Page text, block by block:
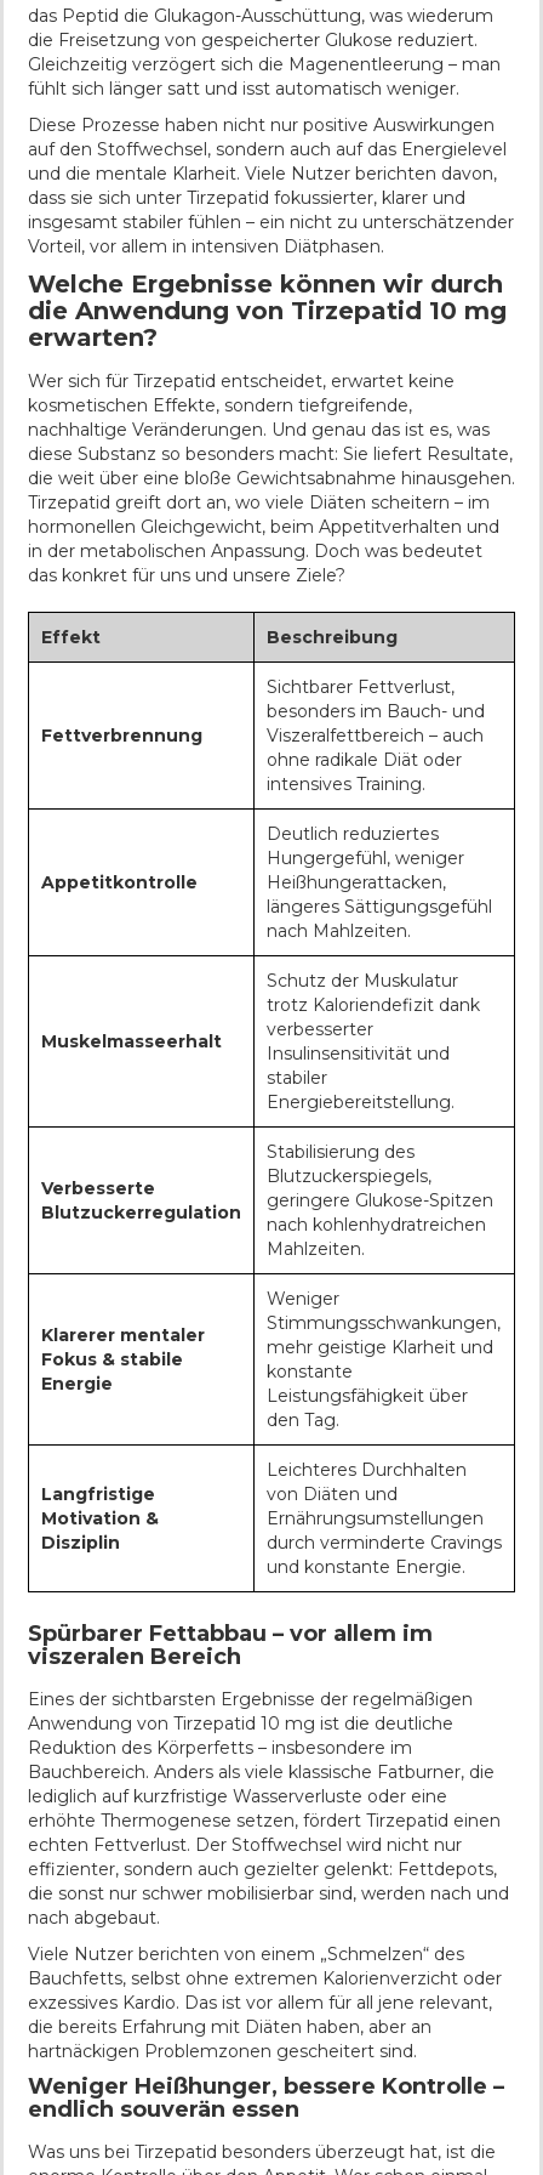
das Peptid die Glukagon-Ausschüttung, was wiederum
die Freisetzung von gespeicherter Glukose reduziert.
Gleichzeitig verzögert sich die Magenentleerung – man
fühlt sich länger satt und isst automatisch weniger.
Diese Prozesse haben nicht nur positive Auswirkungen
auf den Stoffwechsel, sondern auch auf das Energielevel
und die mentale Klarheit. Viele Nutzer berichten davon,
dass sie sich unter Tirzepatid fokussierter, klarer und
insgesamt stabiler fühlen – ein nicht zu unterschätzender
Vorteil, vor allem in intensiven Diätphasen.
Welche Ergebnisse können wir durch
die Anwendung von Tirzepatid 10 mg
erwarten?
Wer sich für Tirzepatid entscheidet, erwartet keine
kosmetischen Effekte, sondern tiefgreifende,
nachhaltige Veränderungen. Und genau das ist es, was
diese Substanz so besonders macht: Sie liefert Resultate,
die weit über eine bloße Gewichtsabnahme hinausgehen.
Tirzepatid greift dort an, wo viele Diäten scheitern – im
hormonellen Gleichgewicht, beim Appetitverhalten und
in der metabolischen Anpassung. Doch was bedeutet
das konkret für uns und unsere Ziele?
Effekt Beschreibung
Fettverbrennung
Sichtbarer Fettverlust,
besonders im Bauch- und
Viszeralfettbereich – auch
ohne radikale Diät oder
intensives Training.
Appetitkontrolle
Deutlich reduziertes
Hungergefühl, weniger
Heißhungerattacken,
längeres Sättigungsgefühl
nach Mahlzeiten.
Muskelmasseerhalt
Schutz der Muskulatur
trotz Kaloriendefizit dank
verbesserter
Insulinsensitivität und
stabiler
Energiebereitstellung.
Verbesserte
Blutzuckerregulation
Stabilisierung des
Blutzuckerspiegels,
geringere Glukose-Spitzen
nach kohlenhydratreichen
Mahlzeiten.
Klarerer mentaler
Fokus & stabile
Energie
Weniger
Stimmungsschwankungen,
mehr geistige Klarheit und
konstante
Leistungsfähigkeit über
den Tag.
Langfristige
Motivation &
Disziplin
Leichteres Durchhalten
von Diäten und
Ernährungsumstellungen
durch verminderte Cravings
und konstante Energie.
Spürbarer Fettabbau – vor allem im
viszeralen Bereich
Eines der sichtbarsten Ergebnisse der regelmäßigen
Anwendung von Tirzepatid 10 mg ist die deutliche
Reduktion des Körperfetts – insbesondere im
Bauchbereich. Anders als viele klassische Fatburner, die
lediglich auf kurzfristige Wasserverluste oder eine
erhöhte Thermogenese setzen, fördert Tirzepatid einen
echten Fettverlust. Der Stoffwechsel wird nicht nur
effizienter, sondern auch gezielter gelenkt: Fettdepots,
die sonst nur schwer mobilisierbar sind, werden nach und
nach abgebaut.
Viele Nutzer berichten von einem „Schmelzen“ des
Bauchfetts, selbst ohne extremen Kalorienverzicht oder
exzessives Kardio. Das ist vor allem für all jene relevant,
die bereits Erfahrung mit Diäten haben, aber an
hartnäckigen Problemzonen gescheitert sind.
Weniger Heißhunger, bessere Kontrolle –
endlich souverän essen
Was uns bei Tirzepatid besonders überzeugt hat, ist die